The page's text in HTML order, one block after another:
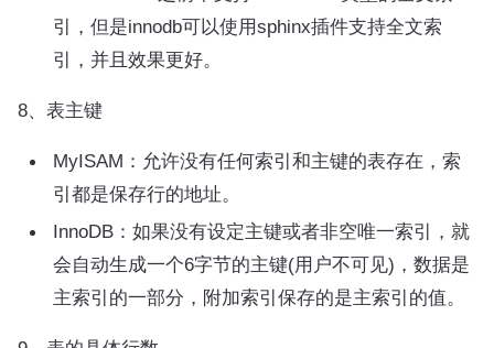
引，但是innodb可以使用sphinx插件支持全文索
引，并且效果更好。
8、表主键
MyISAM：允许没有任何索引和主键的表存在，索
引都是保存行的地址。
InnoDB：如果没有设定主键或者非空唯一索引，就
会自动生成一个6字节的主键(用户不可见)，数据是
主索引的一部分，附加索引保存的是主索引的值。